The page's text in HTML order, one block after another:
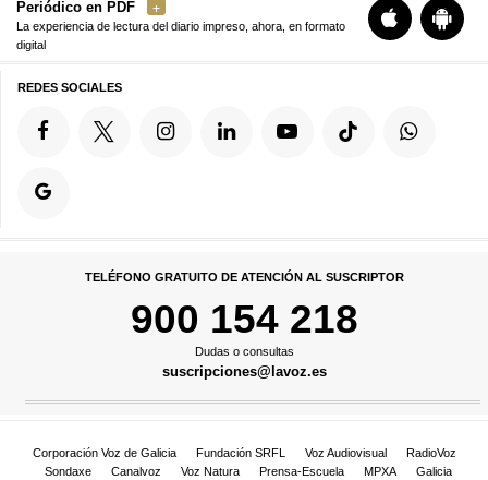
Periódico en PDF
La experiencia de lectura del diario impreso, ahora, en formato
digital
REDES SOCIALES
TELÉFONO GRATUITO DE ATENCIÓN AL SUSCRIPTOR
900 154 218
Dudas o consultas
suscripciones@lavoz.es
Corporación Voz de Galicia Fundación SRFL Voz Audiovisual
RadioVoz
Sondaxe
Canalvoz Voz Natura Prensa-Escuela MPXA Galicia